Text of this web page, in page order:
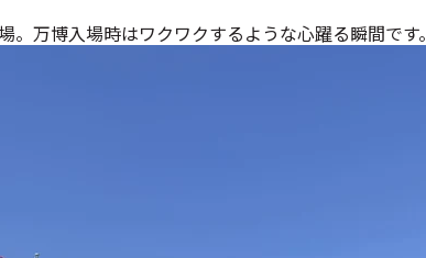
万博入場時はワクワクするような心躍る瞬間です。